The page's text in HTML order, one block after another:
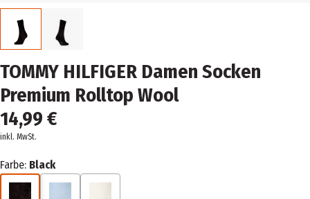
TOMMY HILFIGER Damen Socken
Premium Rolltop Wool
14,99 €
inkl. MwSt.
Farbe: Black